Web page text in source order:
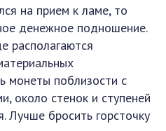
на прием к ламе, то
денежное подношение.
располагаются
монеты поблизости с
около стенок и ступеней
Лучше бросить горсточку